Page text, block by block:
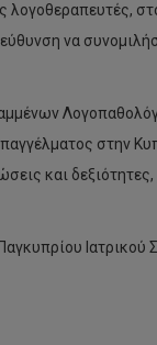
λογοθεραπευτές,
να
στην
και
Ιατρικού